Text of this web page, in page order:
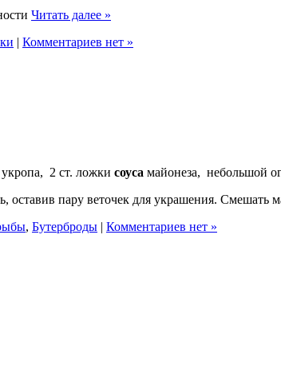
Читать далее »
| Комментариев нет »
2 ст. ложки соуса майонеза, небольшой
пару веточек для украшения. Смешать
, Бутерброды | Комментариев нет »